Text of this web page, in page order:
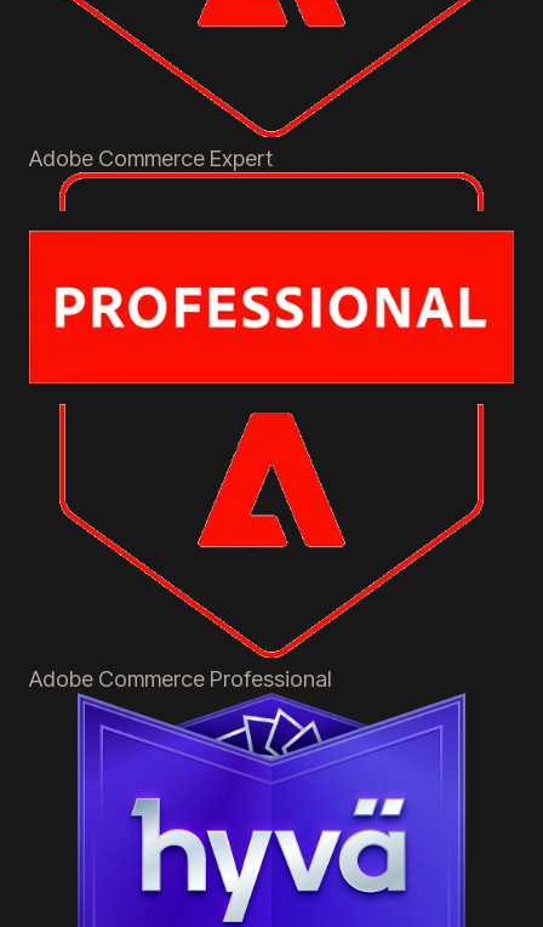
Adobe Commerce Expert
Adobe Commerce Professional